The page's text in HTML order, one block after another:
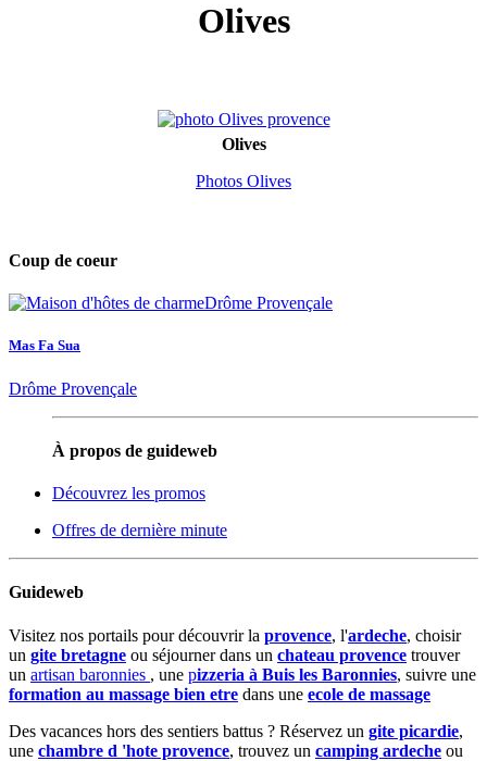
Olives
Olives
Photos Olives
Coup de coeur
Mas Fa Sua
Drôme Provençale
À propos de guideweb
Découvrez les promos
Offres de dernière minute
Guideweb
Visitez nos portails pour découvrir la provence, l'ardeche, choisir
un gite bretagne ou séjourner dans un chateau provence trouver
un artisan baronnies , une pizzeria à Buis les Baronnies, suivre une
formation au massage bien etre dans une ecole de massage
Des vacances hors des sentiers battus ? Réservez un gite picardie,
une chambre d 'hote provence, trouvez un camping ardeche ou